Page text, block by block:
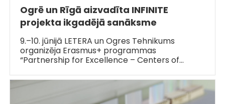
Ogrē un Rīgā aizvadīta INFINITE
projekta ikgadējā sanāksme
9.–10. jūnijā LETERA un Ogres Tehnikums
organizēja Erasmus+ programmas
“Partnership for Excellence – Centers of…